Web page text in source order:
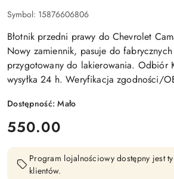
Symbol: 15876606806
Błotnik przedni prawy do Chevrolet
Nowy zamiennik, pasuje do
przygotowany do lakierowania. Odbiór
wysyłka 24 h. Weryfikacja zgodności/
Dostępność:Mało
cena:
550.00
Program lojalnościowy dostępny jest
klientów.